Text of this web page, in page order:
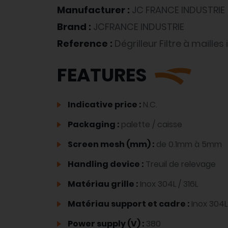
Manufacturer : JC FRANCE INDUSTRIE
Brand : JCFRANCE INDUSTRIE
Reference : Dégrilleur Filtre à mailles
FEATURES
Indicative price : N.C.
Packaging : palette / caisse
Screen mesh (mm) : de 0.1mm à 5mm
Handling device : Treuil de relevage
Matériau grille : Inox 304L / 316L
Matériau support et cadre : Inox
Power supply (V) : 380